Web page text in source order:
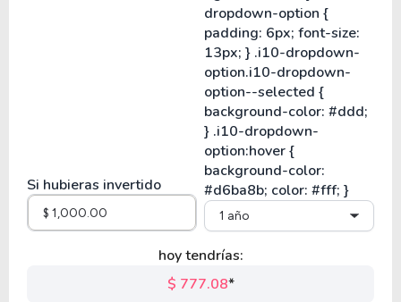
Si hubieras invertido
1 año
hoy tendrías:
$ 777.08*